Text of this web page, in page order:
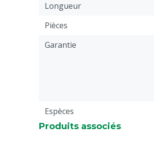
Longueur
Pièces
Garantie
Espèces
Produits associés